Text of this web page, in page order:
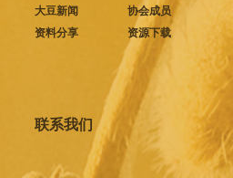
大豆新闻
资料分享
协会成员
资源下载
联系我们